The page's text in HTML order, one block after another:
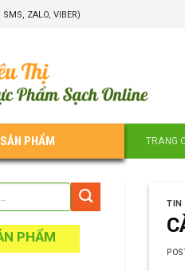
SMS, ZALO, VIBER)
PHẨM TRANG
PHẨM
TIN